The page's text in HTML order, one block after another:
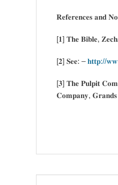
𝐑𝐞𝐟𝐞𝐫𝐞𝐧𝐜𝐞𝐬 𝐚𝐧𝐝
[𝟏] 𝐓𝐡𝐞 𝐁𝐢𝐛𝐥𝐞,
[𝟐] 𝐒𝐞𝐞: –𝐡𝐭𝐭𝐩://
[𝟑] 𝐓𝐡𝐞 𝐏𝐮𝐥𝐩𝐢𝐭
𝐂𝐨𝐦𝐩𝐚𝐧𝐲, 𝐆𝐫𝐚𝐧𝐝𝐬